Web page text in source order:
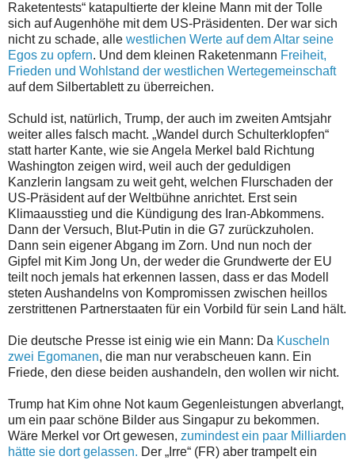
Raketentests“ katapultierte der kleine Mann mit der Tolle
sich auf Augenhöhe mit dem US-Präsidenten. Der war sich
nicht zu schade, alle westlichen Werte auf dem Altar seine
Egos zu opfern. Und dem kleinen Raketenmann Freiheit,
Frieden und Wohlstand der westlichen Wertegemeinschaft
auf dem Silbertablett zu überreichen.
Schuld ist, natürlich, Trump, der auch im zweiten Amtsjahr
weiter alles falsch macht. „Wandel durch Schulterklopfen“
statt harter Kante, wie sie Angela Merkel bald Richtung
Washington zeigen wird, weil auch der geduldigen
Kanzlerin langsam zu weit geht, welchen Flurschaden der
US-Präsident auf der Weltbühne anrichtet. Erst sein
Klimaausstieg und die Kündigung des Iran-Abkommens.
Dann der Versuch, Blut-Putin in die G7 zurückzuholen.
Dann sein eigener Abgang im Zorn. Und nun noch der
Gipfel mit Kim Jong Un, der weder die Grundwerte der EU
teilt noch jemals hat erkennen lassen, dass er das Modell
steten Aushandelns von Kompromissen zwischen heillos
zerstrittenen Partnerstaaten für ein Vorbild für sein Land hält.
Die deutsche Presse ist einig wie ein Mann: Da Kuscheln
zwei Egomanen, die man nur verabscheuen kann. Ein
Friede, den diese beiden aushandeln, den wollen wir nicht.
Trump hat Kim ohne Not kaum Gegenleistungen abverlangt,
um ein paar schöne Bilder aus Singapur zu bekommen.
Wäre Merkel vor Ort gewesen, zumindest ein paar Milliarden
hätte sie dort gelassen. Der „Irre“ (FR) aber trampelt ein